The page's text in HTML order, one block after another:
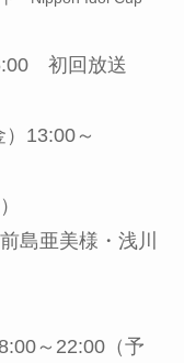
初回放送
）13:00～
島亜美様・浅川
～22:00（予